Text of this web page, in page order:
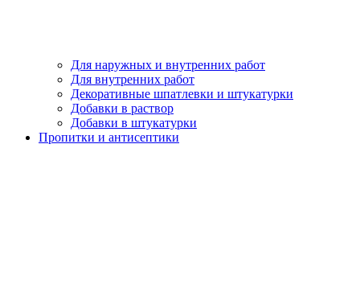
Для наружных и внутренних работ
Для внутренних работ
Декоративные шпатлевки и штукатурки
Добавки в раствор
Добавки в штукатурки
Пропитки и антисептики